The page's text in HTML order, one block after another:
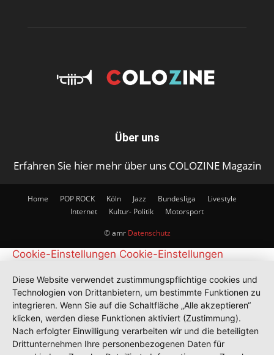
Über uns
Erfahren Sie hier mehr über uns COLOZINE Magazin
Home POP ROCK Köln Jazz Bundesliga
Livestyle
Internet
Kultur- Politik Motorsport
© amr Datenschutz
Cookie-Einstellungen Cookie-Einstellungen
Diese Website verwendet zustimmungspflichtige cookies und
Technologien von Drittanbietern, um bestimmte Funktionen zu
integrieren. Wenn Sie auf die Schaltfläche „Alle akzeptieren“
klicken, werden diese Funktionen aktiviert (Zustimmung).
Nach erfolgter Einwilligung verarbeiten wir und die beteiligten
Drittunternehmen Ihre personenbezogenen Daten für